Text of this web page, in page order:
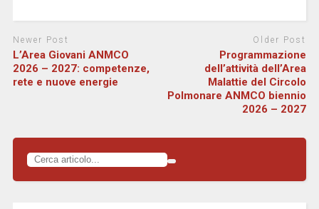
Newer Post
L’Area Giovani ANMCO
2026 – 2027: competenze,
rete e nuove energie
Older Post
Programmazione
dell’attività dell’Area
Malattie del Circolo
Polmonare ANMCO biennio
2026 – 2027